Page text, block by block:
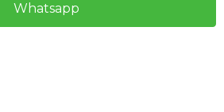
Whatsapp